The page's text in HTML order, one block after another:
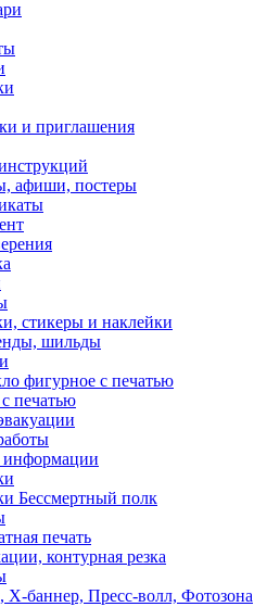
и приглашения
афиши, постеры
стикеры и наклейки
шильды
фигурное с печатью
печатью
Бессмертный полк
печать
контурная резка
X-баннер, Пресс-волл, Фотозона